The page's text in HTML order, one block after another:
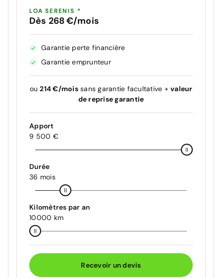
LOA SERENIS *
Dès 268 €/mois
Garantie perte financière
Garantie emprunteur
ou214 €/moissans garantie facultative + valeur
de reprise garantie
Apport
9 500 €
Durée
36 mois
Kilomètres par an
10000 km
Recevoir un devis